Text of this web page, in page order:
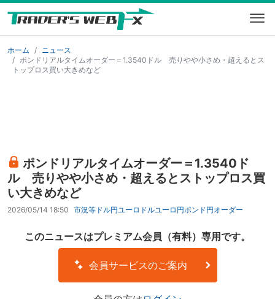
ホーム
ニュース
ポンドリアルタイムオーダー＝1.3540ドル 売りやや小さめ・超えるとス
トップロス買い大きめなど
ポンドリアルタイムオーダー＝1.3540ド
ル 売りやや小さめ・超えるとストップロス買
い大きめなど
2026/05/14 18:50 市況等 ドル円ユーロドルユーロ円ポンド円オーダー
このニュースはプレミアム会員（有料）専用です。
会員サービスのご案内